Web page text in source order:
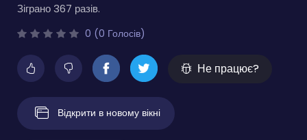
Зіграно 367 разів.
0 (0 Голосів)
Не працює?
Відкрити в новому вікні